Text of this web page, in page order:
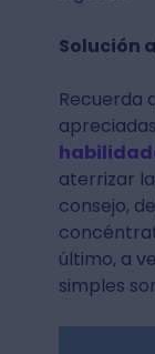
Solución
Recuerda
aterrizar
consejo,
último, a
simples